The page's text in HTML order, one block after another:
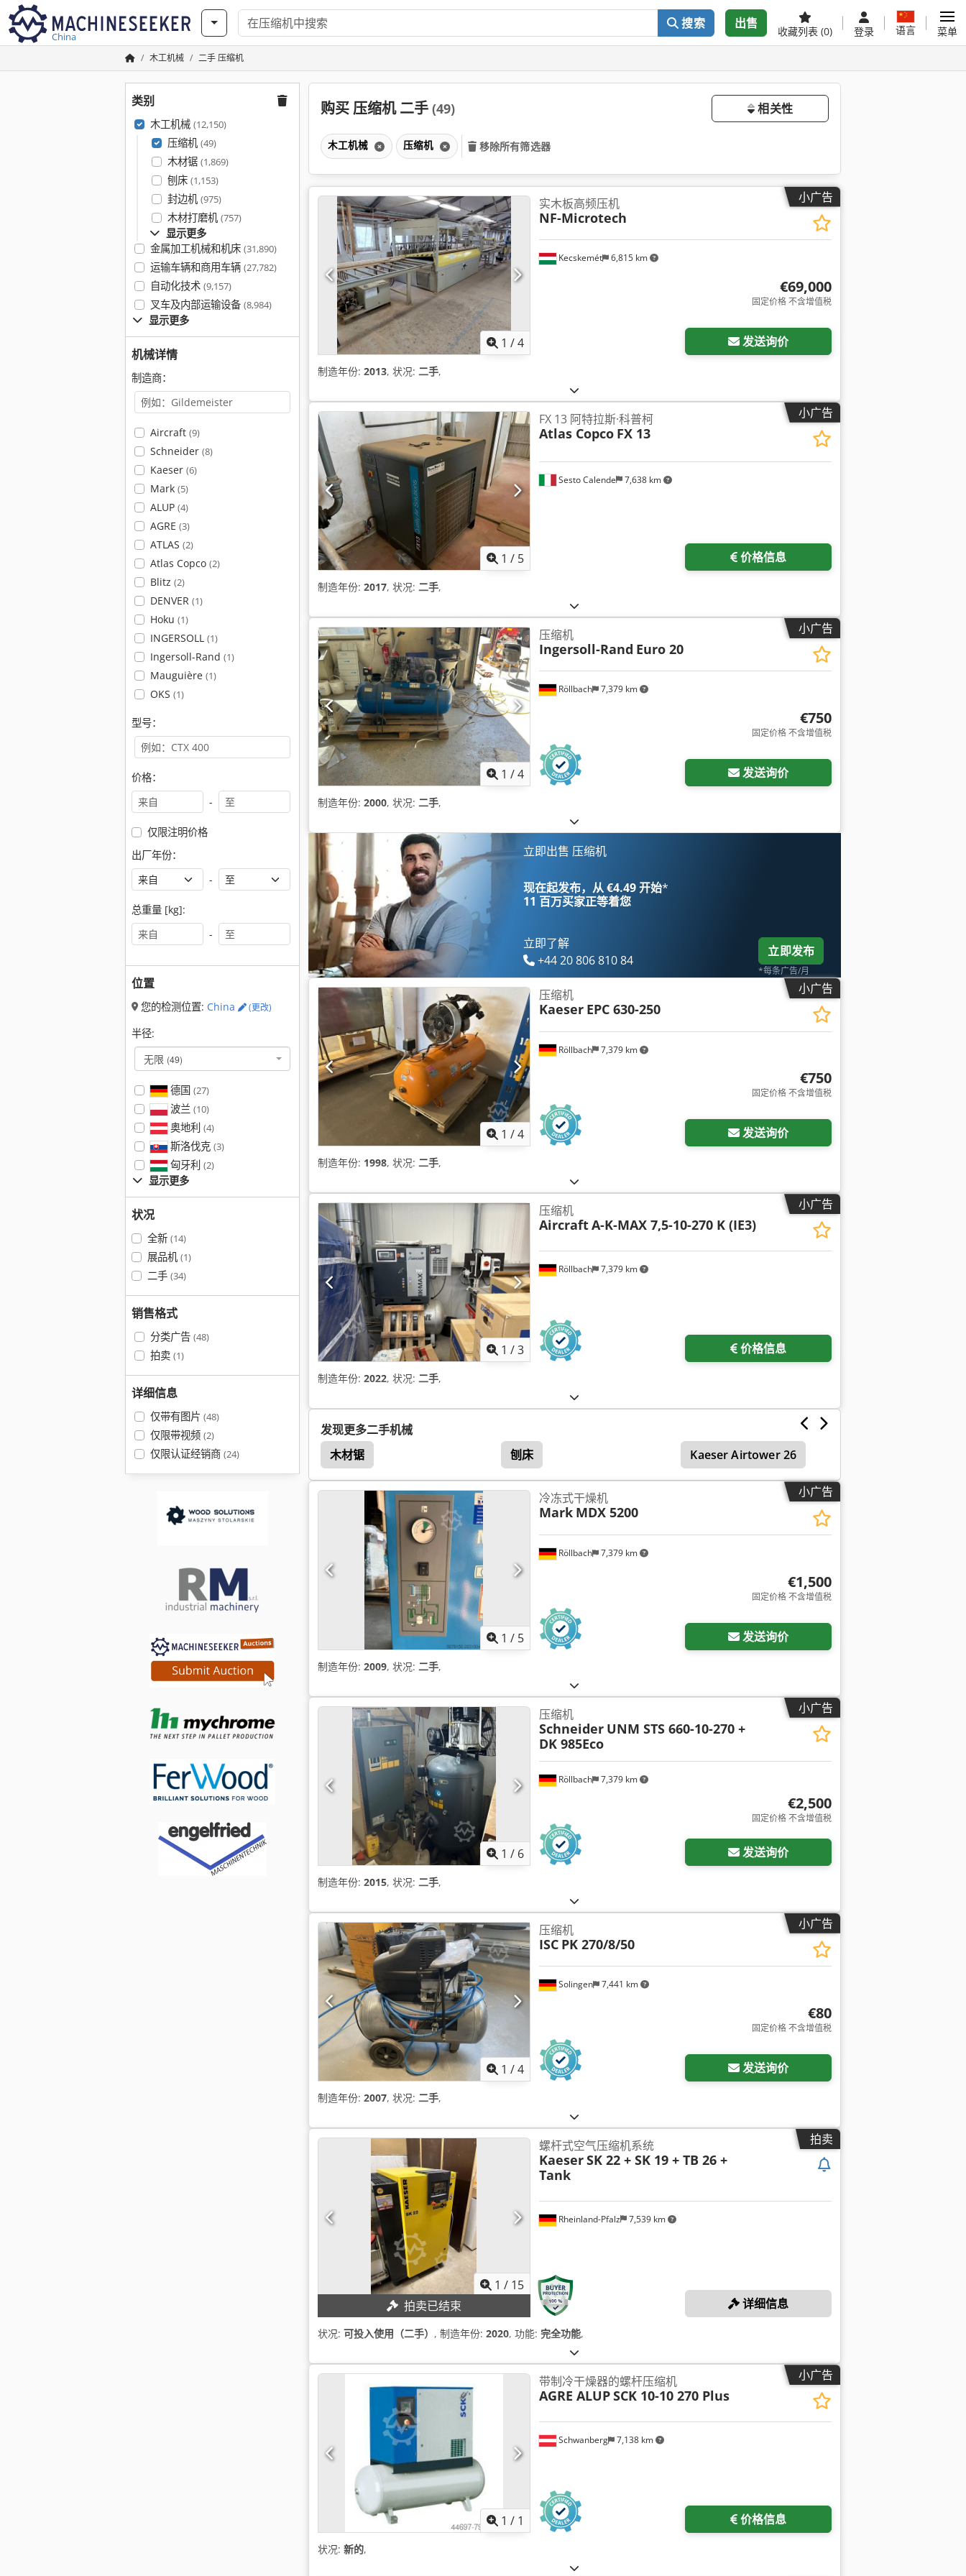
China
搜索 出售
收藏列表 (0) 登录 语言 菜单
木工机械 二手 压缩机
类别
木工机械 (12,150)
压缩机 (49)
木材锯 (1,869)
刨床 (1,153)
封边机 (975)
木材打磨机 (757)
显示更多
金属加工机械和机床 (31,890)
运输车辆和商用车辆 (27,782)
自动化技术 (9,157)
叉车及内部运输设备 (8,984)
显示更多
机械详情
制造商：
Aircraft (9)
Schneider (8)
Kaeser (6)
Mark (5)
ALUP (4)
AGRE (3)
ATLAS (2)
Atlas Copco (2)
Blitz (2)
DENVER (1)
Hoku (1)
INGERSOLL (1)
Ingersoll-Rand (1)
Mauguière (1)
OKS (1)
型号：
价格：
-
仅限注明价格
出厂年份：
-
总重量 [kg]:
-
位置
您的检测位置: China (更改)
半径:
无限 (49)
德国 (27)
波兰 (10)
奥地利 (4)
斯洛伐克 (3)
匈牙利 (2)
显示更多
状况
全新 (14)
展品机 (1)
二手 (34)
销售格式
分类广告 (48)
拍卖 (1)
详细信息
仅带有图片 (48)
仅限带视频 (2)
仅限认证经销商 (24)
购买 压缩机 二手 (49) 相关性
木工机械 压缩机 移除所有筛选器
小广告
1 /4
Kecskemét 6,815 km
实木板高频压机
NF-Microtech
€69,000
固定价格 不含增值税
发送询价
制造年份: 2013, 状况: 二手,
小广告
1 / 5
Sesto Calende 7,638 km
FX 13 阿特拉斯·科普柯
Atlas Copco FX 13
价格信息
制造年份: 2017, 状况: 二手,
小广告
1 /4
Röllbach 7,379 km
压缩机
Ingersoll-Rand Euro 20
€750
固定价格 不含增值税
发送询价
制造年份: 2000, 状况: 二手,
立即出售 压缩机
现在起发布，从 €4.49 开始*
11 百万买家正等着您
立即了解
+44 20 806 810 84
立即发布
*每条广告/月
小广告
1 /4
Röllbach 7,379 km
压缩机
Kaeser EPC 630-250
€750
固定价格 不含增值税
发送询价
制造年份: 1998, 状况: 二手,
小广告
1 /3
Röllbach 7,379 km
压缩机
AircraftA-K-MAX 7,5-10-270 K (IE3)
价格信息
制造年份: 2022, 状况: 二手,
发现更多二手机械
木材锯
刨床 Kaeser Airtower 26
小广告
1 / 5
Röllbach 7,379 km
冷冻式干燥机
Mark MDX 5200
€1,500
固定价格 不含增值税
发送询价
制造年份: 2009, 状况: 二手,
小广告
1 / 6
Röllbach 7,379 km
压缩机
Schneider UNM STS 660-10-270 +
DK 985Eco
€2,500
固定价格 不含增值税
发送询价
制造年份: 2015, 状况: 二手,
小广告
1 /4
Solingen 7,441 km
压缩机
ISC PK 270/8/50
€80
固定价格 不含增值税
发送询价
制造年份: 2007, 状况: 二手,
拍卖
1 / 15
拍卖已结束
Rheinland-Pfalz 7,539 km
螺杆式空气压缩机系统
KaeserSK 22 + SK 19 + TB 26 +
Tank
详细信息
状况: 可投入使用（二手） , 制造年份: 2020, 功能: 完全功能,
小广告
1 / 1
Schwanberg 7,138 km
带制冷干燥器的螺杆压缩机
AGRE ALUPSCK 10-10 270 Plus
价格信息
状况: 新的,